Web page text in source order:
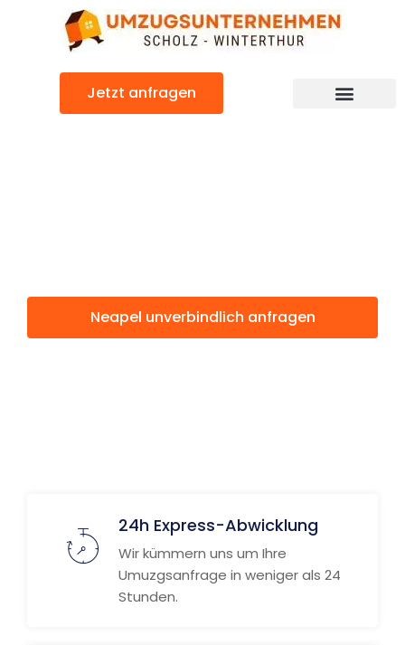
Jetzt anfragen
Neapel unverbindlich anfragen
24h Express-Abwicklung
Wir kümmern uns um Ihre
Umuzgsanfrage in weniger als 24
Stunden.